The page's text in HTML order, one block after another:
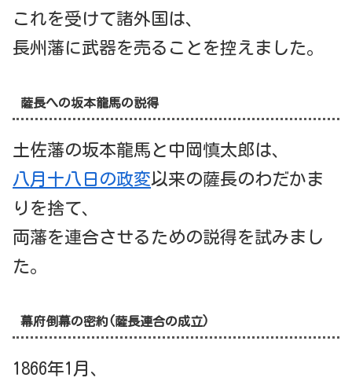
これを受けて諸外国は、
長州藩に武器を売ることを控えました。
薩長への坂本龍馬の説得
土佐藩の坂本龍馬と中岡慎太郎は、
八月十八日の政変以来の薩長のわだかま
りを捨て、
両藩を連合させるための説得を試みまし
た。
幕府倒幕の密約(薩長連合の成立)
1866年1月、